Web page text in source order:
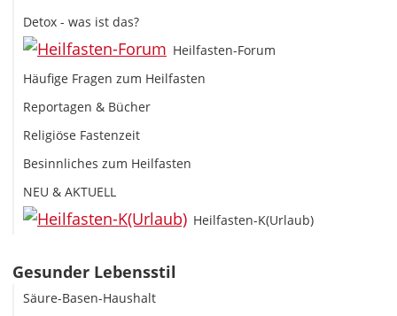
Detox - was ist das?
Heilfasten-Forum
Häufige Fragen zum Heilfasten
Reportagen & Bücher
Religiöse Fastenzeit
Besinnliches zum Heilfasten
NEU & AKTUELL
Heilfasten-K(Urlaub)
Gesunder Lebensstil
Säure-Basen-Haushalt